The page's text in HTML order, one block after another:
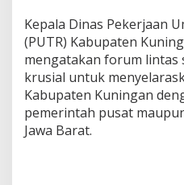
Kepala Dinas Pekerjaan
(PUTR) Kabupaten
mengatakan forum lintas
krusial untuk
Kabupaten Kuningan
pemerintah pusat
Jawa Barat.